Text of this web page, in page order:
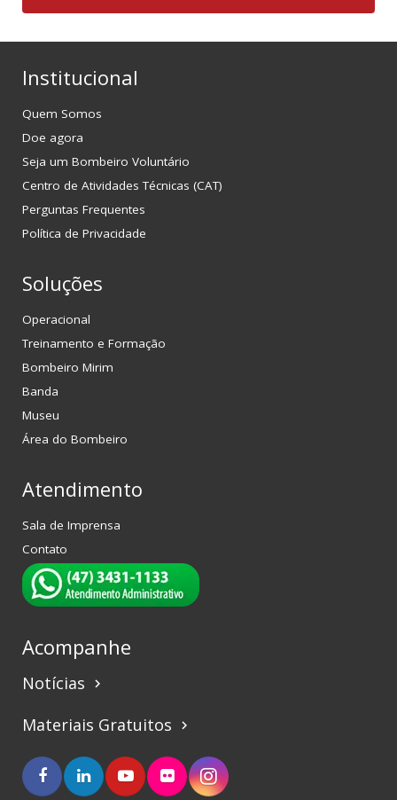
Institucional
Quem Somos
Doe agora
Seja um Bombeiro Voluntário
Centro de Atividades Técnicas (CAT)
Perguntas Frequentes
Política de Privacidade
Soluções
Operacional
Treinamento e Formação
Bombeiro Mirim
Banda
Museu
Área do Bombeiro
Atendimento
Sala de Imprensa
Contato
Acompanhe
Notícias keyboard_arrow_right
Materiais Gratuitos keyboard_arrow_right